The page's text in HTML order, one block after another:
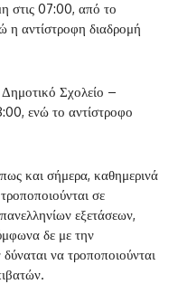
στις 07:00, από το
η αντίστροφη διαδρομή
Σχολείο –
ενώ το αντίστροφο
και σήμερα, καθημερινά
σε
εξετάσεων,
δε με την
να τροποποιούνται